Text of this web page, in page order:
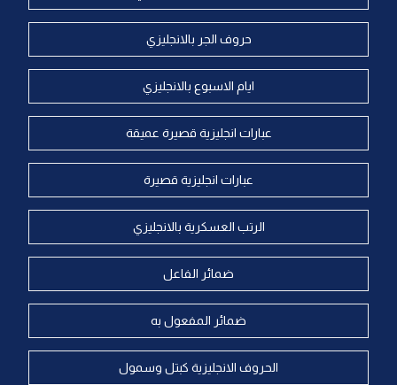
حروف الجر بالانجليزي
ايام الاسبوع بالانجليزي
عبارات انجليزية قصيرة عميقة
عبارات انجليزية قصيرة
الرتب العسكرية بالانجليزي
ضمائر الفاعل
ضمائر المفعول به
الحروف الانجليزية كبتل وسمول